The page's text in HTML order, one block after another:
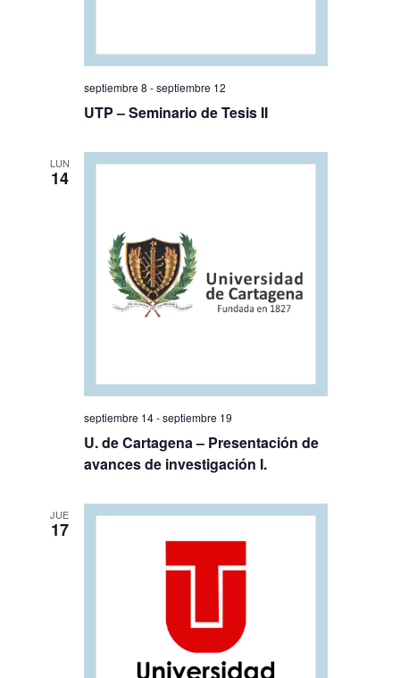
UTP – Seminario de Tesis II
septiembre 8 -septiembre 12
LUN
14
U. de Cartagena – Presentación de
avances de investigación I.
septiembre 14-septiembre 19
JUE
17